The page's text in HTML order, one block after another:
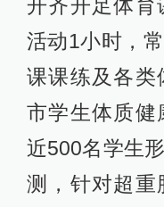
开齐开足体育
活动1小时，
课课练及各类
市学生体质健
近500名学生
测，针对超重